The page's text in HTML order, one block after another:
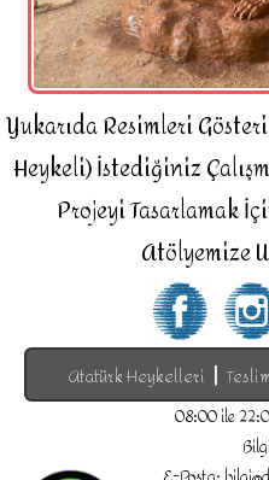
Yukarıda Resimleri
Heykeli) İstediğiniz
Projeyi Tasarlamak
Atölyemize
Atatürk Heykelleri |
08:00 ile